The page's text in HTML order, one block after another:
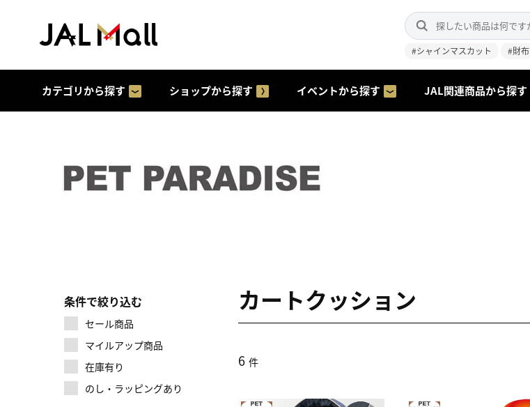
#シャインマスカット #財布
カテゴリから探す ショップから探す イベントから探す JAL関連商品から探す
マイルアップ商品
条件で絞り込む
セール商品
在庫有り
のし・ラッピングあり
カートクッション
6 件